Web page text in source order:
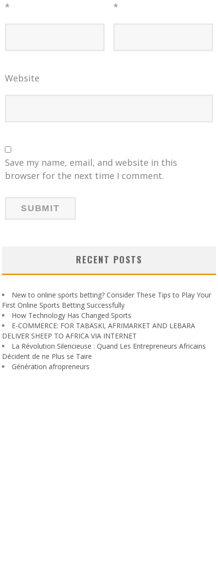
*
*
Website
Save my name, email, and website in this
browser for the next time I comment.
RECENT POSTS
New to online sports betting? Consider These Tips to Play Your
First Online Sports Betting Successfully
How Technology Has Changed Sports
E-COMMERCE: FOR TABASKI, AFRIMARKET AND LEBARA
DELIVER SHEEP TO AFRICA VIA INTERNET
La Révolution Silencieuse : Quand Les Entrepreneurs Africains
Décident de ne Plus se Taire
Génération afropreneurs